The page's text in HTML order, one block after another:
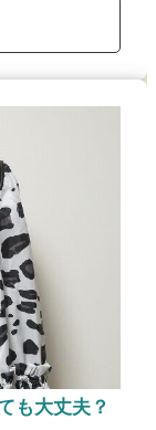
も大丈夫？